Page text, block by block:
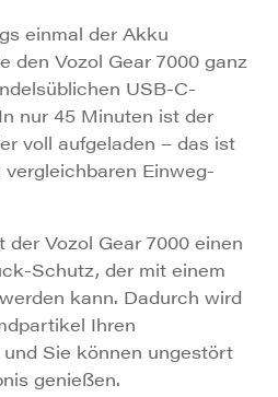
einmal der Akku
den Vozol Gear 7000 ganz
USB-C-
nur 45 Minuten ist der
voll aufgeladen – das ist
Einweg-
Vozol Gear 7000 einen
Schutz, der mit einem
kann. Dadurch wird
Ihren
Sie können ungestört
genießen.